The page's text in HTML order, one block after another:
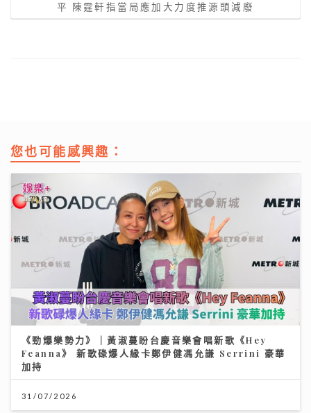
平 陳霆軒指當局應加大力度推源頭減廢
您也可能感興趣：
《勁爆樂勢力》｜黃淑蔓盼台慶音樂會唱新歌《Hey
Feanna》 新歌碌爆人緣卡鄭伊健馮允謙 Serrini 豪華
加持
31/07/2026